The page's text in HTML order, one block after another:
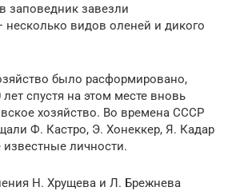
заповедник завезли
видов оленей и дикого
было расформировано,
спустя на этом месте вновь
хозяйство. Во времена СССР
Ф. Кастро, Э. Хонеккер, Я. Кадар
известные личности.
Н. Хрущева и Л. Брежнева